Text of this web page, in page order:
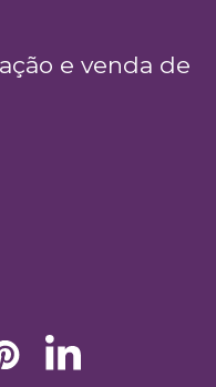
e venda de